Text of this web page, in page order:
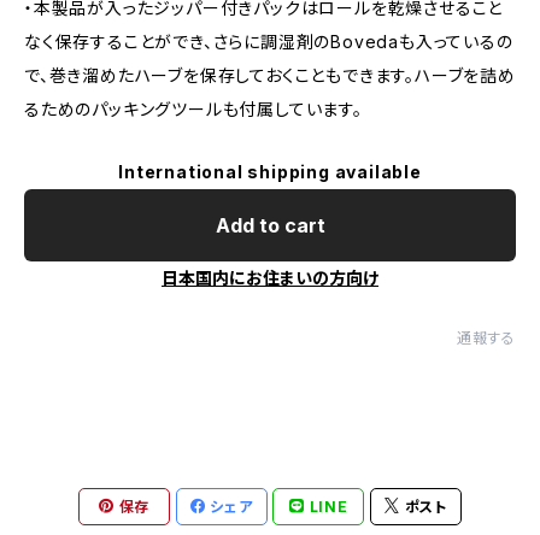
・本製品が入ったジッパー付きパックはロールを乾燥させること
なく保存することができ、さらに調湿剤のBovedaも入っているの
で、巻き溜めたハーブを保存しておくこともできます。ハーブを詰め
るためのパッキングツールも付属しています。
International shipping available
Add to cart
日本国内にお住まいの方向け
通報する
保存 シェア LINE ポスト